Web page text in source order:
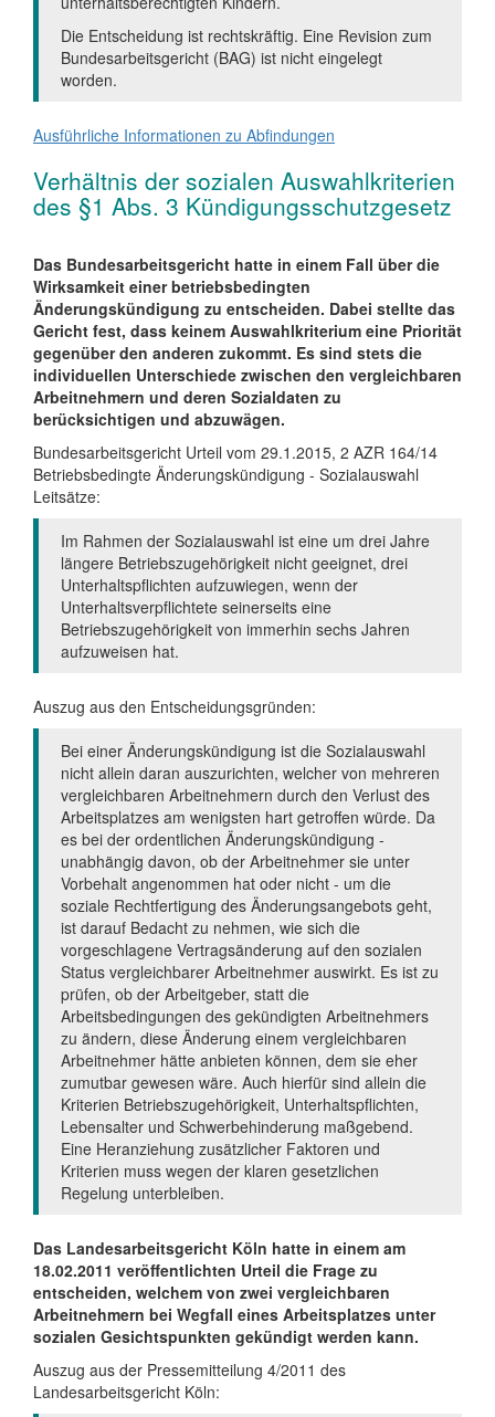
Die Entscheidung ist rechtskräftig. Eine Revision zum
Bundesarbeitsgericht (BAG) ist nicht eingelegt
worden.
Ausführliche Informationen zu Abfindungen
Verhältnis der sozialen Auswahlkriterien
des §1 Abs. 3 Kündigungsschutzgesetz
Das Bundesarbeitsgericht hatte in einem Fall über die
Wirksamkeit einer betriebsbedingten
Änderungskündigung zu entscheiden. Dabei stellte das
Gericht fest, dass keinem Auswahlkriterium eine Priorität
gegenüber den anderen zukommt. Es sind stets die
individuellen Unterschiede zwischen den vergleichbaren
Arbeitnehmern und deren Sozialdaten zu
berücksichtigen und abzuwägen.
Bundesarbeitsgericht Urteil vom 29.1.2015, 2 AZR 164/14
Betriebsbedingte Änderungskündigung - Sozialauswahl
Leitsätze:
Im Rahmen der Sozialauswahl ist eine um drei Jahre
längere Betriebszugehörigkeit nicht geeignet, drei
Unterhaltspflichten aufzuwiegen, wenn der
Unterhaltsverpflichtete seinerseits eine
Betriebszugehörigkeit von immerhin sechs Jahren
aufzuweisen hat.
Auszug aus den Entscheidungsgründen:
Bei einer Änderungskündigung ist die Sozialauswahl
nicht allein daran auszurichten, welcher von mehreren
vergleichbaren Arbeitnehmern durch den Verlust des
Arbeitsplatzes am wenigsten hart getroffen würde. Da
es bei der ordentlichen Änderungskündigung -
unabhängig davon, ob der Arbeitnehmer sie unter
Vorbehalt angenommen hat oder nicht - um die
soziale Rechtfertigung des Änderungsangebots geht,
ist darauf Bedacht zu nehmen, wie sich die
vorgeschlagene Vertragsänderung auf den sozialen
Status vergleichbarer Arbeitnehmer auswirkt. Es ist zu
prüfen, ob der Arbeitgeber, statt die
Arbeitsbedingungen des gekündigten Arbeitnehmers
zu ändern, diese Änderung einem vergleichbaren
Arbeitnehmer hätte anbieten können, dem sie eher
zumutbar gewesen wäre. Auch hierfür sind allein die
Kriterien Betriebszugehörigkeit, Unterhaltspflichten,
Lebensalter und Schwerbehinderung maßgebend.
Eine Heranziehung zusätzlicher Faktoren und
Kriterien muss wegen der klaren gesetzlichen
Regelung unterbleiben.
Das Landesarbeitsgericht Köln hatte in einem am
18.02.2011 veröffentlichten Urteil die Frage zu
entscheiden, welchem von zwei vergleichbaren
Arbeitnehmern bei Wegfall eines Arbeitsplatzes unter
sozialen Gesichtspunkten gekündigt werden kann.
Auszug aus der Pressemitteilung 4/2011 des
Landesarbeitsgericht Köln: